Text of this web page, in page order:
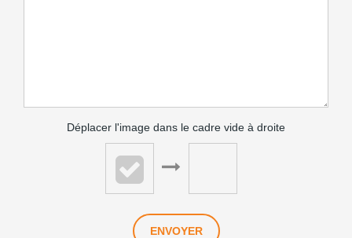
Déplacer l'image dans le cadre vide à droite
ENVOYER